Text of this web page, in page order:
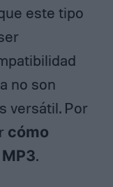
este tipo
no son
versátil. Por
cómo
.